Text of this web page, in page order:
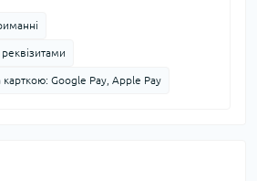
Google Pay, Apple Pay